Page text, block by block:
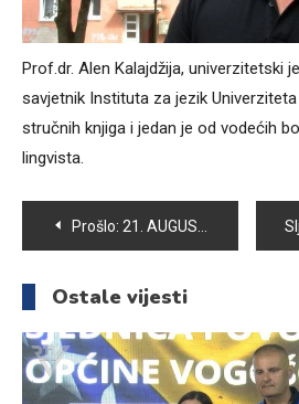
Prof.dr. Alen Kalajdžija, univerzitetski
savjetnik Instituta za jezik
stručnih knjiga i jedan je od vodećih
lingvista.
Navigacija
članaka
Prošlo: 21. AUGUST – DAN SJEĆANJA NA ŽRTVE TERORIZMA
Ostale vijesti